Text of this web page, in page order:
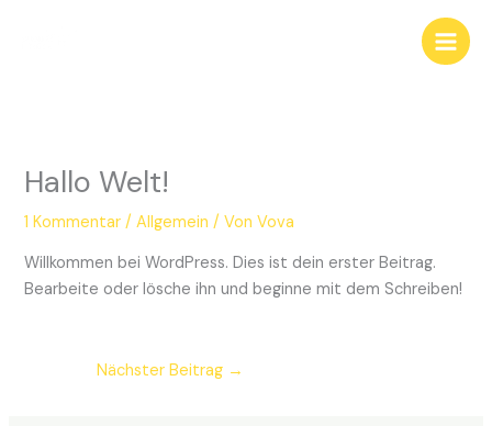
Hallo Welt!
1 Kommentar /Allgemein / VonVova
Willkommen bei WordPress. Dies ist dein erster Beitrag.
Bearbeite oder lösche ihn und beginne mit dem Schreiben!
Nächster Beitrag →